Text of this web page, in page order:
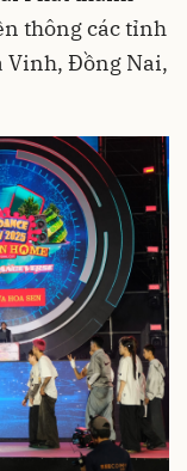
thông các tỉnh
Vinh, Đồng Nai,